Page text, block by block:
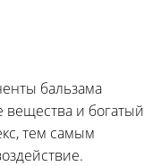
бальзама
вещества и богатый
тем самым